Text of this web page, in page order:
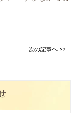
次の記事へ >>